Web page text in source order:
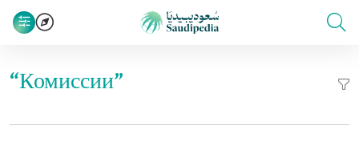
“Комиссии”